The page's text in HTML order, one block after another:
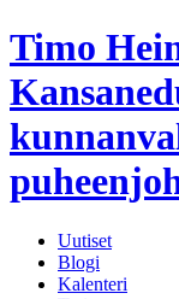
Timo
Uutiset
Blogi
Kalenteri